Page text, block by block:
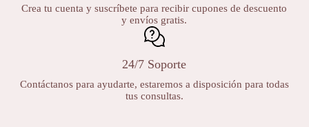
Crea tu cuenta y suscríbete para recibir cupones de descuento
y envíos gratis.
24/7 Soporte
Contáctanos para ayudarte, estaremos a disposición para todas
tus consultas.